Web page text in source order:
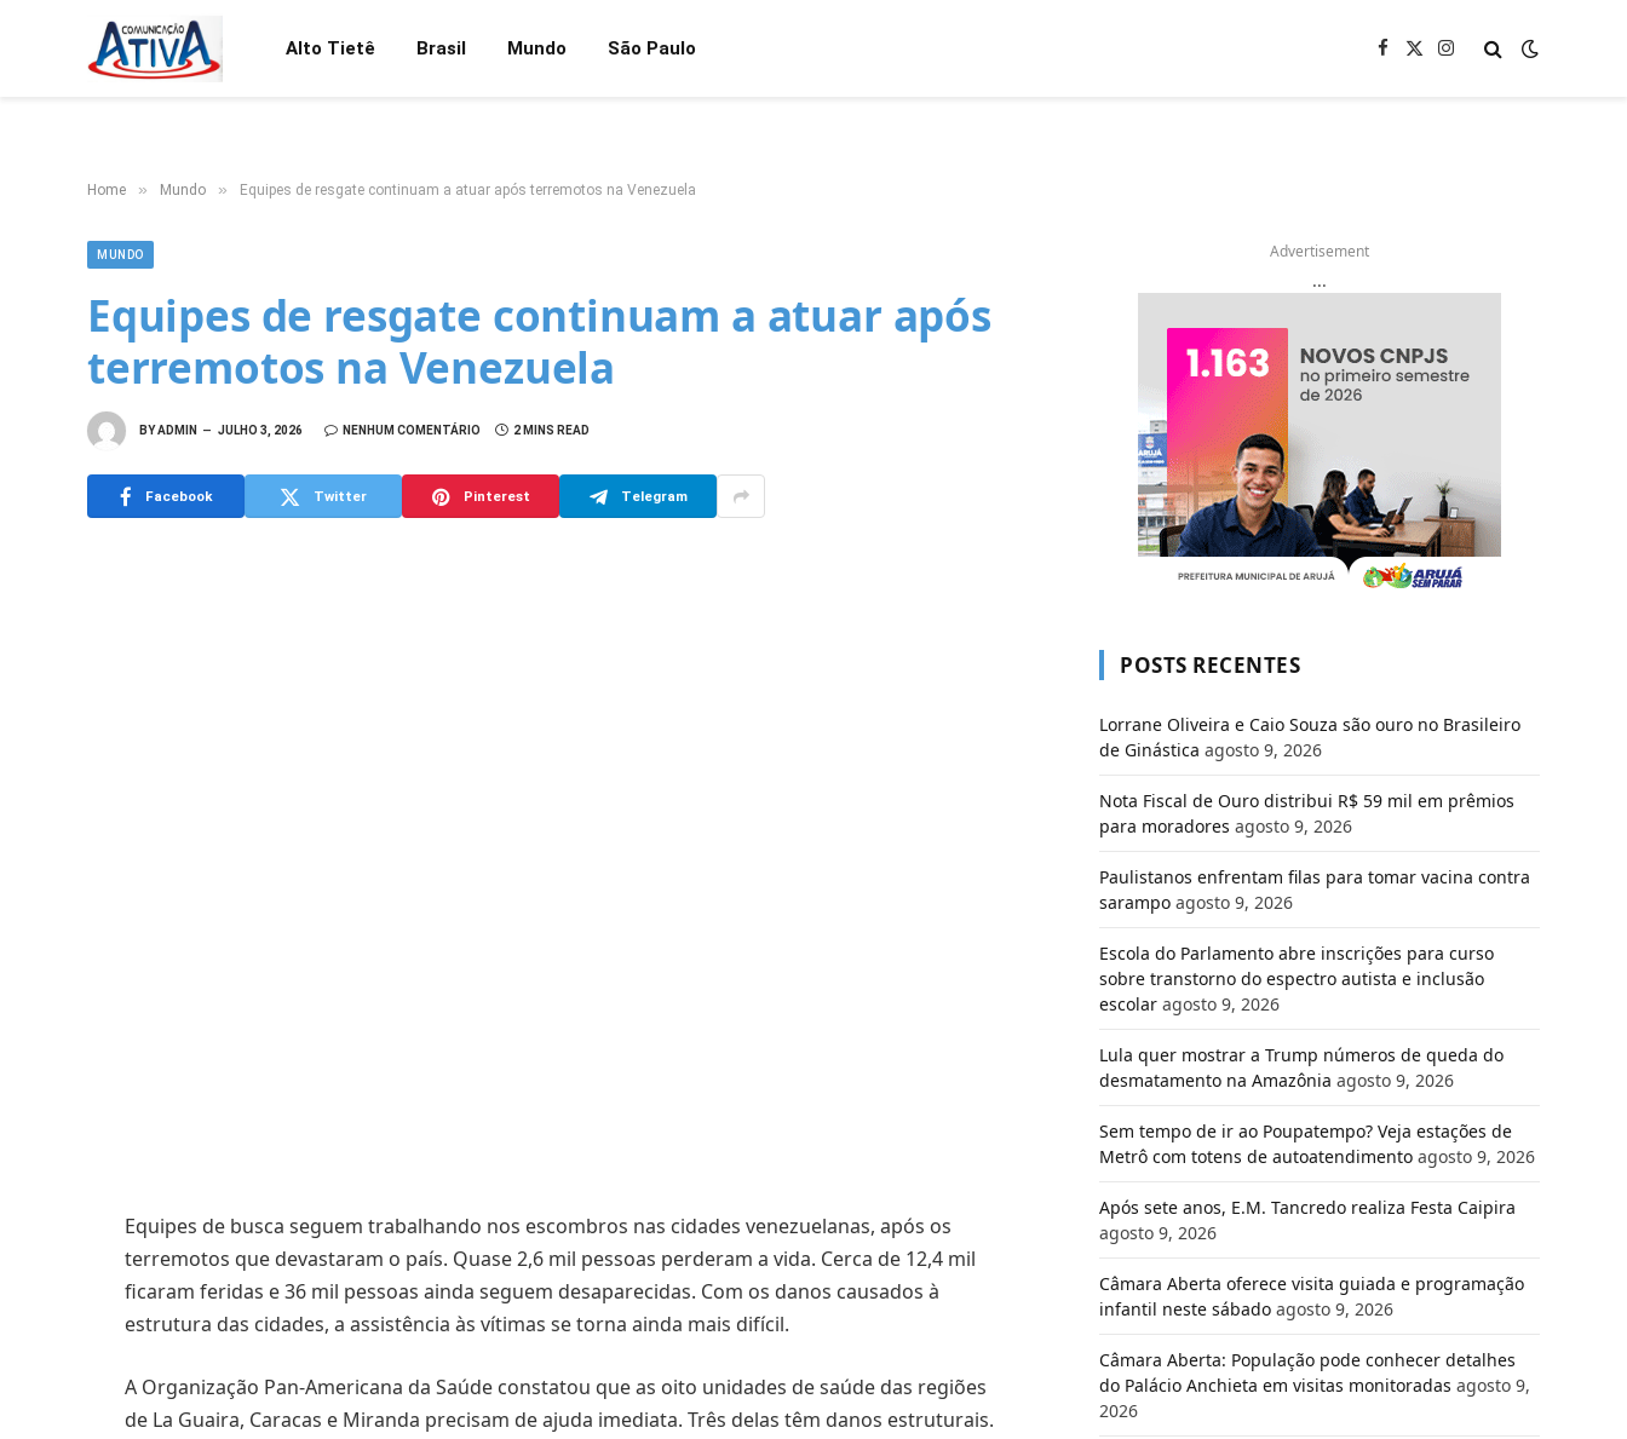
Alto Tietê Brasil Mundo São Paulo Facebook
X
Instagram
Home » Mundo » Equipes de resgate continuam a atuar após terremotos na Venezuela
MUNDO
Equipes de resgate continuam a atuar após
terremotos na Venezuela
BYADMIN JULHO 3, 2026 NENHUM COMENTÁRIO 2 MINS READ
Facebook Twitter Pinterest Telegram
Equipes de busca seguem trabalhando nos escombros nas cidades venezuelanas, após os
terremotos que devastaram o país. Quase 2,6 mil pessoas perderam a vida. Cerca de 12,4 mil
ficaram feridas e 36 mil pessoas ainda seguem desaparecidas. Com os danos causados à
estrutura das cidades, a assistência às vítimas se torna ainda mais difícil.
A Organização Pan-Americana da Saúde constatou que as oito unidades de saúde das regiões
de La Guaira, Caracas e Miranda precisam de ajuda imediata. Três delas têm danos estruturais.
Advertisement
...
POSTS RECENTES
Lorrane Oliveira e Caio Souza são ouro no Brasileiro
de Ginástica agosto 9, 2026
Nota Fiscal de Ouro distribui R$ 59 mil em prêmios
para moradores agosto 9, 2026
Paulistanos enfrentam filas para tomar vacina contra
sarampo agosto 9, 2026
Escola do Parlamento abre inscrições para curso
sobre transtorno do espectro autista e inclusão
escolar agosto 9, 2026
Lula quer mostrar a Trump números de queda do
desmatamento na Amazônia agosto 9, 2026
Sem tempo de ir ao Poupatempo? Veja estações de
Metrô com totens de autoatendimento agosto 9, 2026
Após sete anos, E.M. Tancredo realiza Festa Caipira
agosto 9, 2026
Câmara Aberta oferece visita guiada e programação
infantil neste sábado agosto 9, 2026
Câmara Aberta: População pode conhecer detalhes
do Palácio Anchieta em visitas monitoradas agosto 9,
2026